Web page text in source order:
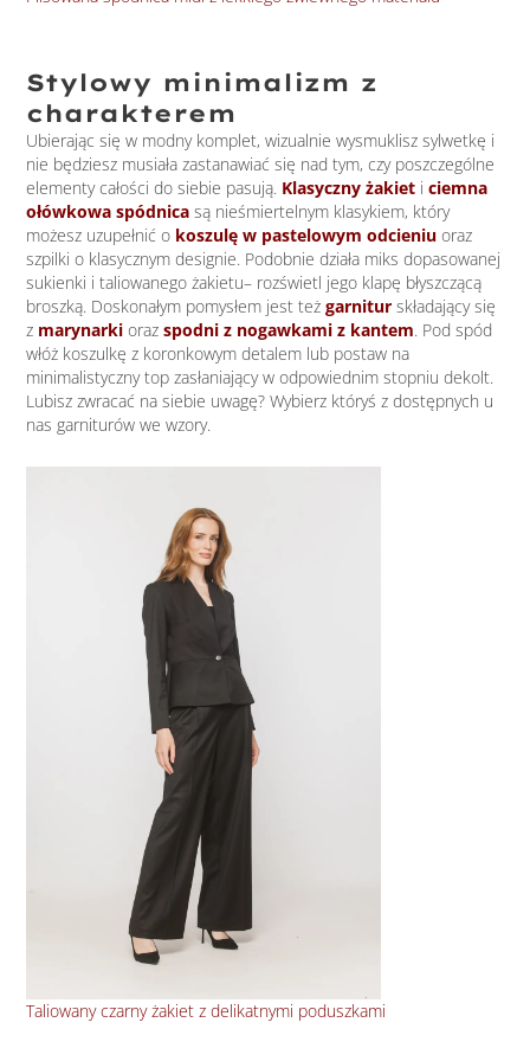
Stylowy minimalizm z
charakterem
Ubierając się w modny komplet, wizualnie wysmuklisz sylwetkę i
nie będziesz musiała zastanawiać się nad tym, czy poszczególne
elementy całości do siebie pasują. Klasyczny żakiet iciemna
ołówkowa spódnica są nieśmiertelnym klasykiem, który
możesz uzupełnić o koszulę w pastelowym odcieniu oraz
szpilki o klasycznym designie. Podobnie działa miks dopasowanej
sukienki i taliowanego żakietu– rozświetl jego klapę błyszczącą
broszką. Doskonałym pomysłem jest teżgarnitur składający się
z marynarki orazspodni z nogawkami z kantem. Pod spód
włóż koszulkę z koronkowym detalem lub postaw na
minimalistyczny top zasłaniający w odpowiednim stopniu dekolt.
Lubisz zwracać na siebie uwagę? Wybierz któryś z dostępnych u
nas garniturów we wzory.
Taliowany czarny żakiet z delikatnymi poduszkami